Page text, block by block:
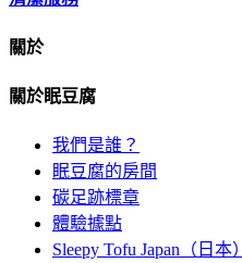
關於
關於眠豆腐
我們是誰？
眠豆腐的房間
碳足跡標章
體驗據點
Sleepy Tofu Japan（日本）